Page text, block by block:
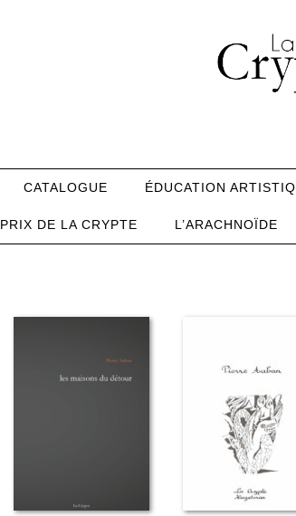
CATALOGUE ÉDUCATION
PRIX DE LA CRYPTE L’ARACHNOÏDE